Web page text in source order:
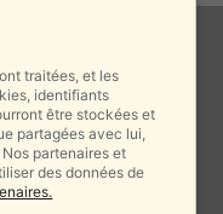
traitées, et les
identifiants
être stockées et
partagées avec lui,
partenaires et
des données de